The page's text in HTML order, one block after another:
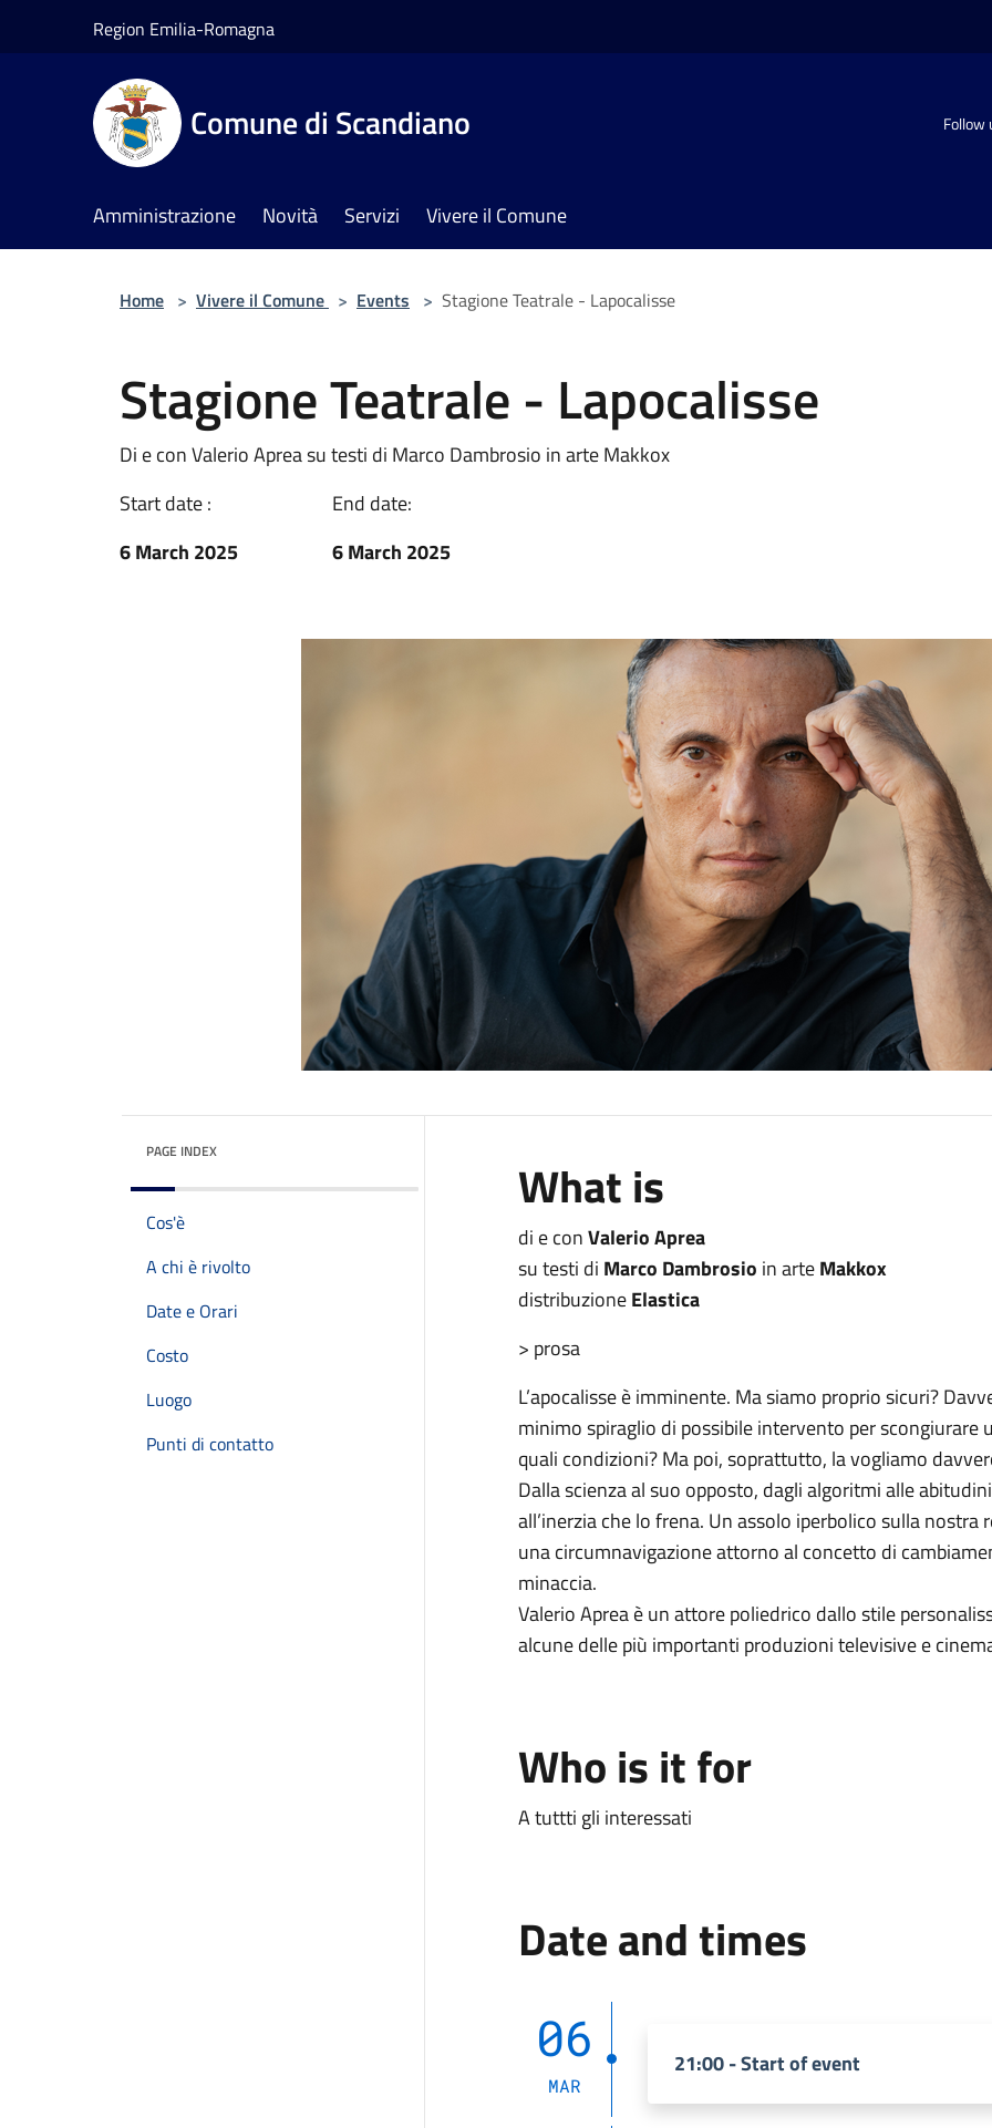
Region Emilia-Romagna
Comune di Scandiano Follow
Amministrazione Novità Servizi Vivere il Comune
Home > Vivere il Comune > Events > Stagione Teatrale - Lapocalisse
Stagione Teatrale - Lapocalisse
Di e con Valerio Aprea su testi di Marco Dambrosio in arte Makkox
Start date :
6 March 2025
End date:
6 March 2025
PAGE INDEX
Cos'è
A chi è rivolto
Date e Orari
Costo
Luogo
Punti di contatto
What is
di e conValerio Aprea
su testi di Marco Dambrosio in arteMakkox
distribuzioneElastica
> prosa
L’apocalisse è imminente. Ma siamo proprio sicuri?
minimo spiraglio di possibile intervento per scongiurare
quali condizioni? Ma poi, soprattutto, la vogliamo
Dalla scienza al suo opposto, dagli algoritmi alle
all’inerzia che lo frena. Un assolo iperbolico sulla
una circumnavigazione attorno al concetto di
minaccia.
Valerio Aprea è un attore poliedrico dallo stile
alcune delle più importanti produzioni televisive e
Who is it for
A tuttti gli interessati
Date and times
06
MAR
21:00 - Start of event